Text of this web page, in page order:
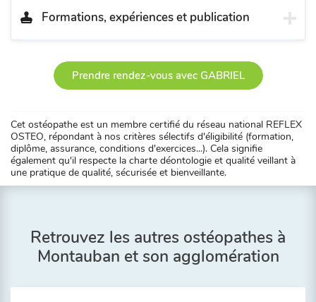
Formations, expériences et publication
Prendre rendez-vous avec GABRIEL
Cet ostéopathe est un membre certifié du réseau national REFLEX
OSTEO, répondant à nos critères sélectifs d'éligibilité (formation,
diplôme, assurance, conditions d'exercices...). Cela signifie
également qu'il respecte la charte déontologie et qualité veillant à
une pratique de qualité, sécurisée et bienveillante.
Retrouvez les autres ostéopathes à
Montauban et son agglomération